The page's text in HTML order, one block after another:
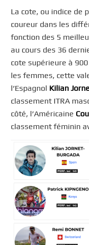
La cote, ou indice de
coureur dans les
fonction des 5
au cours des 36
cote supérieure à
les femmes, cette
l’Espagnol Kilian
classement ITRA
côté, l’Américaine
classement féminin